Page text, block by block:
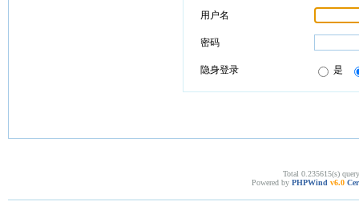
用户名
密码
隐身登录 是
Total 0.235615(s)
Powered by PHPWind v6.0